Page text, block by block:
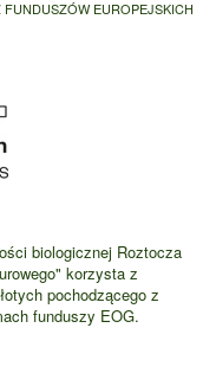
EUROPEJSKICH
biologicznej Roztocza
korzysta z
pochodzącego z
funduszy EOG.